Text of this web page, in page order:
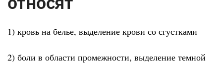
1) кровь на белье, выделение крови со сгустками
2) боли в области промежности, выделение темной